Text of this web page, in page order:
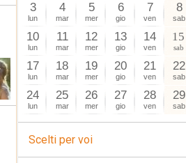
3
lun
4
mar
5
mer
6
gio
7
ven
8
sab
10
lun
11
mar
12
mer
13
gio
14
ven
15
sab
17
lun
18
mar
19
mer
20
gio
21
ven
22
sab
24
lun
25
mar
26
mer
27
gio
28
ven
29
sab
Scelti per voi